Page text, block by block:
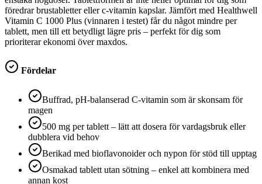
föredrar brustabletter eller c-vitamin kapslar. Jämfört med Healthwell
Vitamin C 1000 Plus (vinnaren i testet) får du något mindre per
tablett, men till ett betydligt lägre pris – perfekt för dig som
prioriterar ekonomi över maxdos.
Fördelar
Buffrad, pH-balanserad C-vitamin som är skonsam för
magen
500 mg per tablett – lätt att dosera för vardagsbruk eller
dubblera vid behov
Berikad med bioflavonoider och nypon för stöd till upptag
Osmakad tablett utan sötning – enkel att kombinera med
annan kost